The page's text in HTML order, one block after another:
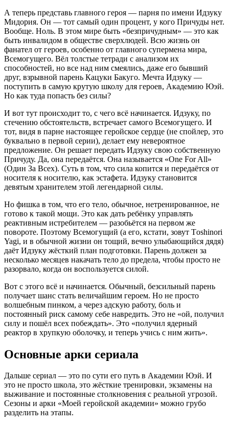
А теперь представь главного героя — парня по имени Идзуку
Мидория. Он — тот самый один процент, у кого Причуды нет.
Вообще. Ноль. В этом мире быть «безпричудным» — это как
быть инвалидом в обществе сверхлюдей. Всю жизнь он
фанател от героев, особенно от главного супермена мира,
Всемогущего. Вёл толстые тетради с анализом их
способностей, но все над ним смеялись, даже его бывший
друг, взрывной парень Кацуки Бакуго. Мечта Идзуку —
поступить в самую крутую школу для героев, Академию Юэй.
Но как туда попасть без силы?
И вот тут происходит то, с чего всё начинается. Идзуку, по
стечению обстоятельств, встречает самого Всемогущего. И
тот, видя в парне настоящее геройское сердце (не спойлер, это
буквально в первой серии), делает ему невероятное
предложение. Он решает передать Идзуку свою собственную
Причуду. Да, она передаётся. Она называется «One For All»
(Один За Всех). Суть в том, что сила копится и передаётся от
носителя к носителю, как эстафета. Идзуку становится
девятым хранителем этой легендарной силы.
Но фишка в том, что его тело, обычное, нетренированное, не
готово к такой мощи. Это как дать ребёнку управлять
реактивным истребителем — разобьётся на первом же
повороте. Поэтому Всемогущий (а его, кстати, зовут Тoshinori
Yagi, и в обычной жизни он тощий, вечно улыбающийся дядя)
даёт Идзуку жёсткий план подготовки. Парень должен за
несколько месяцев накачать тело до предела, чтобы просто не
разорвало, когда он воспользуется силой.
Вот с этого всё и начинается. Обычный, безсильный парень
получает шанс стать величайшим героем. Но не просто
волшебным пинком, а через адскую работу, боль и
постоянный риск самому себе навредить. Это не «ой, получил
силу и пошёл всех побеждать». Это «получил ядерный
реактор в хрупкую оболочку, и теперь учись с ним жить».
Основные арки сериала
Дальше сериал — это по сути его путь в Академии Юэй. И
это не просто школа, это жёсткие тренировки, экзамены на
выживание и постоянные столкновения с реальной угрозой.
Сезоны и арки «Моей геройской академии» можно грубо
разделить на этапы.